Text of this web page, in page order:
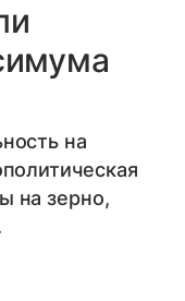
на
на зерно,